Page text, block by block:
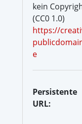
kein
(CC0 1.0)
https://
e
Persistente
URL: